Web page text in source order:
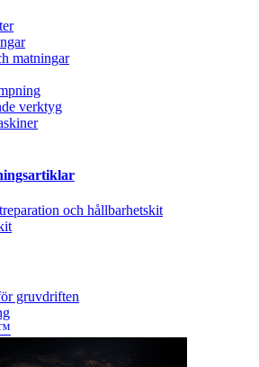
matningar
verktyg
och hållbarhetskit
gruvdriften